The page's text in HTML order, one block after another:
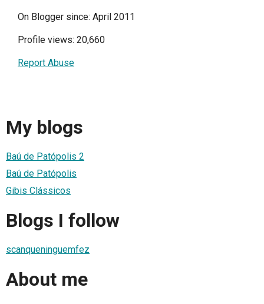
On Blogger since: April 2011
Profile views: 20,660
Report Abuse
My blogs
Baú de Patópolis 2
Baú de Patópolis
Gibis Clássicos
Blogs I follow
scanqueninguemfez
About me